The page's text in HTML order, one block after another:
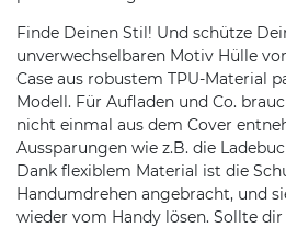
Finde Deinen Stil! Und schütze
unverwechselbaren Motiv Hülle
Case aus robustem TPU-Material
Modell. Für Aufladen und Co.
nicht einmal aus dem Cover
Aussparungen wie z.B. die
Dank flexiblem Material ist die
Handumdrehen angebracht, und
wieder vom Handy lösen. Sollte